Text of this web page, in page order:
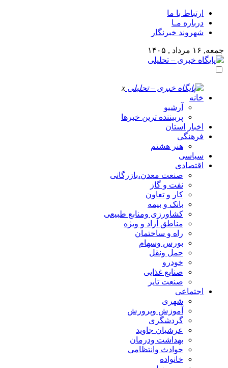
ارتباط با ما
درباره مـا
شهروند خبرنگار
جمعه, ۱۶ مرداد , ۱۴۰۵
x
خانه
آرشیو
پربیننده ترین خبرها
اخبار استان
فرهنگی
هنر هشتم
سیاسی
اقتصادی
صنعت معدن،بازرگانی
نفت و گاز
کار و تعاون
بانک و بیمه
کشاورزی ومنابع طبیعی
مناطق آزاد و ویژه
راه و ساختمان
بورس وسهام
حمل ونقل
خودرو
صنایع غذایی
صنعت تایر
اجتماعی
شهری
آموزش وپرورش
گردشگری
عرشیان جاوید
بهداشت ودرمان
حوادث وانتظامی
خانواده